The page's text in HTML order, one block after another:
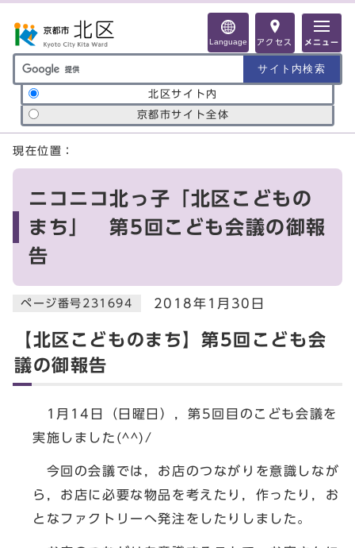
Language アクセス メニュー
サイト内検索の範囲
北区サイト内
京都市サイト全体
ここから本文です
現在位置：
ニコニコ北っ子「北区こどもの
まち」 第5回こども会議の御報
告
ページ番号231694 2018年1月30日
【北区こどものまち】第5回こども会
議の御報告
1月14日（日曜日），第5回目のこども会議を
実施しました(^^)/
今回の会議では，お店のつながりを意識しなが
ら，お店に必要な物品を考えたり，作ったり，お
となファクトリーへ発注をしたりしました。